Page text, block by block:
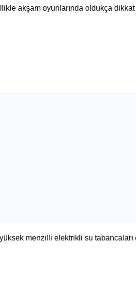
akşam oyunlarında oldukça
menzilli elektrikli su tabancaları